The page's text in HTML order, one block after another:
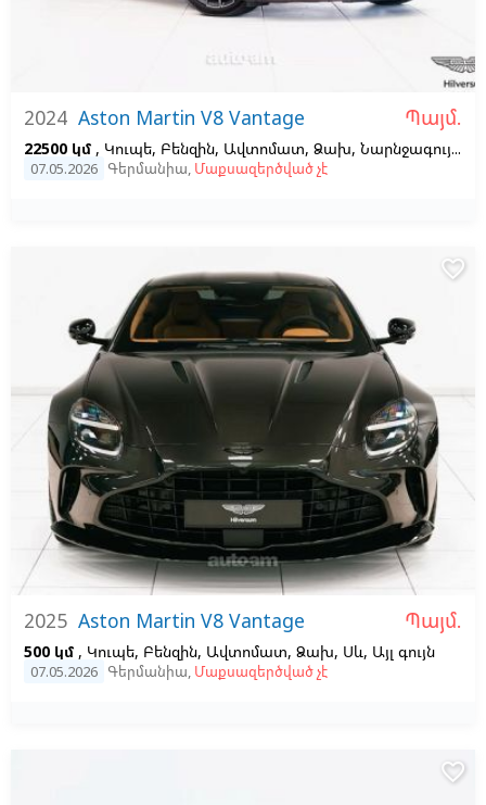
2024 Aston Martin V8 Vantage Պայմ.
22500 կմ , Կուպե, Բենզին, Ավտոմատ, Ձախ, Նարնջագույն,
07.05.2026 Գերմանիա, Մաքսազերծված չէ
2025 Aston Martin V8 Vantage Պայմ.
500 կմ , Կուպե, Բենզին, Ավտոմատ, Ձախ, Սև, Այլ գույն
07.05.2026 Գերմանիա, Մաքսազերծված չէ
favorite_border
favorite_border